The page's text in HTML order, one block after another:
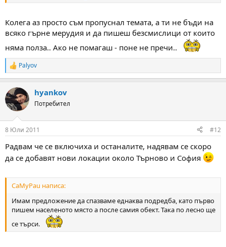
Колега аз просто съм пропуснал темата, а ти не бъди на
всяко гърне мерудия и да пишеш безсмислици от които
няма полза.. Ако не помагаш - поне не пречи..
R
e
c
t
i
s
Palyov
hyankov
Потребител
8 Юли 2011 #12
Радвам че се включиха и останалите, надявам се скоро
да се добавят нови локации около Търново и София
CaMyPau написа:
Имам предложение да спазваме еднаква подредба, като първо
пишем населеното място а после самия обект. Така по лесно ще
се търси.